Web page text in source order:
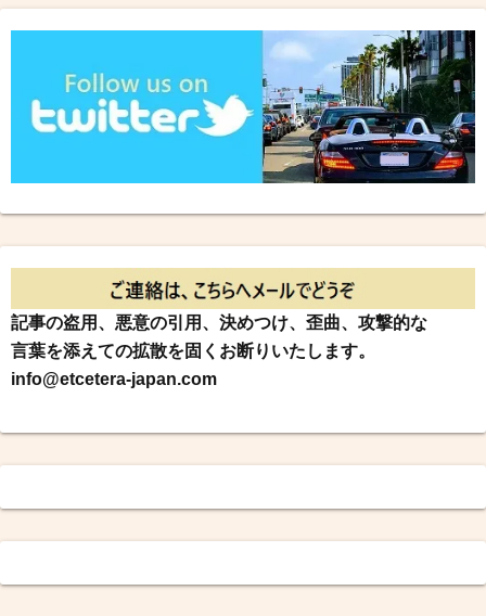
記事の盗用、悪意の引用、決めつけ、歪曲、攻撃的な
言葉を添えての拡散を固くお断りいたします。
info@etcetera-japan.com